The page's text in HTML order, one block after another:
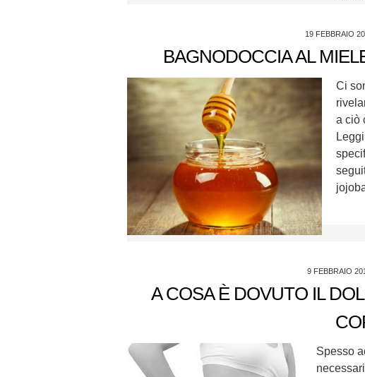
19 FEBBRAIO
BAGNODOCCIA AL
Ci
a ciò
9 FEBBRAIO
A COSA È DOVUTO IL
Spesso